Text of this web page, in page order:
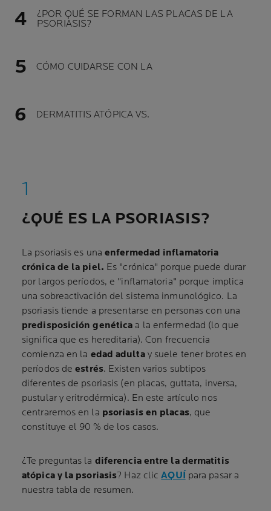
¿POR QUÉ SE FORMAN LAS PLACAS DE LA
PSORIASIS?
CÓMO CUIDARSE CON LA
DERMATITIS ATÓPICA VS.
¿QUÉ ES LA PSORIASIS?
La psoriasis es una enfermedad inflamatoria
crónica de la piel. Es "crónica" porque puede durar
por largos períodos, e "inflamatoria" porque implica
una sobreactivación del sistema inmunológico. La
psoriasis tiende a presentarse en personas con una
predisposición genética a la enfermedad (lo que
significa que es hereditaria). Con frecuencia
comienza en la edad adulta y suele tener brotes en
períodos deestrés. Existen varios subtipos
diferentes de psoriasis (en placas, guttata, inversa,
pustular y eritrodérmica). En este artículo nos
centraremos en la psoriasis en placas, que
constituye el 90 % de los casos.
¿Te preguntas la diferencia entre la dermatitis
atópica y la psoriasis? Haz clicAQUÍ para pasar a
nuestra tabla de resumen.